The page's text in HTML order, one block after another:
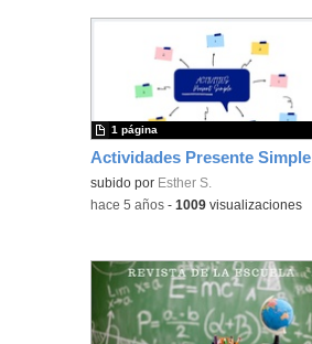
Actividades Presente Simple
Contenido educativo.
subido por Esther S.
1 página
-hace 5 años -1009 visualizaciones